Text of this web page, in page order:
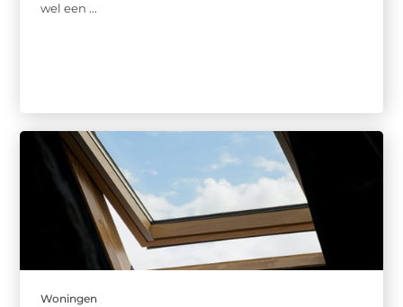
wel een ...
Woningen